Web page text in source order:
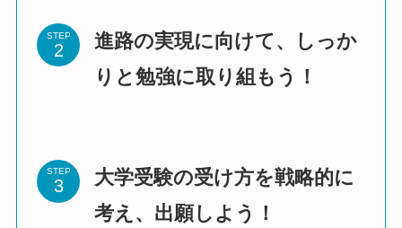
STEP
進路の実現に向けて、しっか
りと勉強に取り組もう！
STEP
大学受験の受け方を戦略的に
考え、出願しよう！